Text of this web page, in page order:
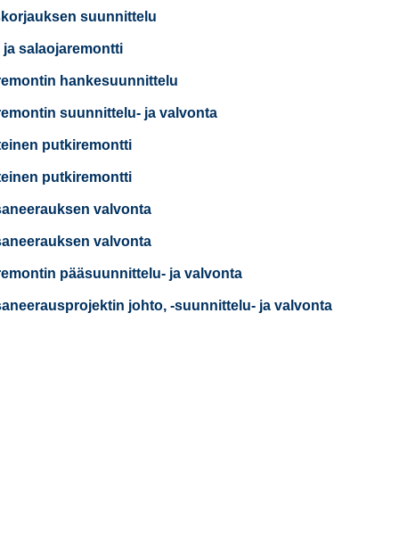
suunnittelu
ja salaojaremontti
hankesuunnittelu
suunnittelu- ja valvonta
putkiremontti
putkiremontti
valvonta
valvonta
pääsuunnittelu- ja valvonta
johto, -suunnittelu- ja valvonta